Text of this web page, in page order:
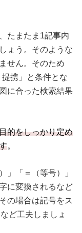
たまたま1記事内
ょう。そのような
せん。そのため
提携」と条件とな
に合った検索結果
的をしっかり定め
。
」「＝（等号）」
に変換されるなど
の場合は記号をス
ど工夫しましょ